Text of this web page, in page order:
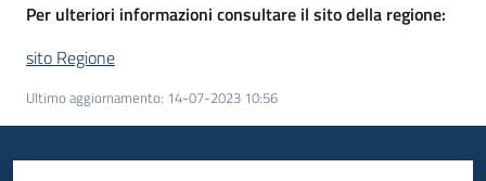
Per ulteriori informazioni consultare il sito della regione:
sito Regione
Ultimo aggiornamento: 14-07-2023 10:56